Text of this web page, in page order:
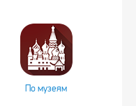
По музеям